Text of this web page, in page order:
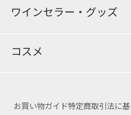
ワインセラー・グッズ
コスメ
お買い物ガイド特定商取引法に